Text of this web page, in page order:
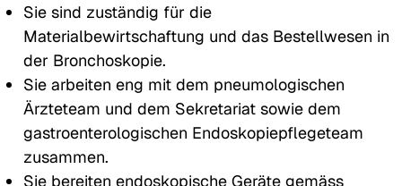
Sie sind zuständig für die
Materialbewirtschaftung und das Bestellwesen in
der Bronchoskopie.
Sie arbeiten eng mit dem pneumologischen
Ärzteteam und dem Sekretariat sowie dem
gastroenterologischen Endoskopiepflegeteam
zusammen.
Sie bereiten endoskopische Geräte gemäss